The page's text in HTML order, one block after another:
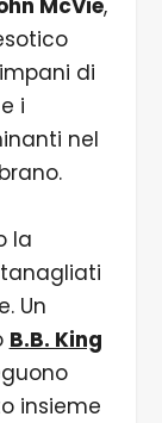
McVie,
di
i
nel
la
Un
B.B. King
insieme